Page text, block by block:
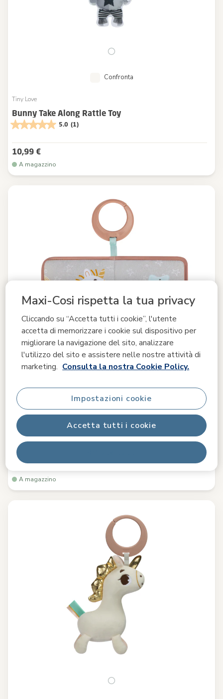
Maxi-Cosi rispetta la tua privacy
Cliccando su “Accetta tutti i cookie”, l'utente
accetta di memorizzare i cookie sul dispositivo per
migliorare la navigazione del sito, analizzare
l'utilizzo del sito e assistere nelle nostre attività di
marketing. Consulta la nostra Cookie Policy.
Accetta tutti i cookie
Impostazioni cookie
Confronta
Tiny Love
Bunny Take Along Rattle Toy
5.0 (1)
10,99 €
A magazzino
Tiny Love
Unicorn Wonderlands Libro Ovunque vado
0.0 (0)
21,99 €
A magazzino